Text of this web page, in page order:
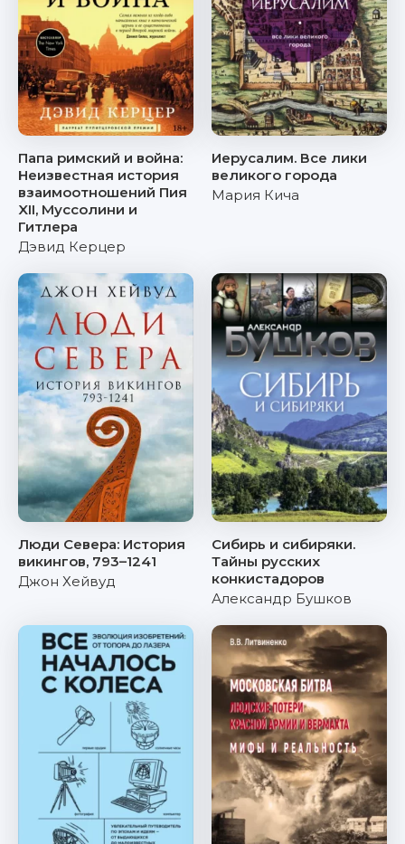
Папа римский и война:
Неизвестная история
взаимоотношений Пия
XII, Муссолини и
Гитлера
Дэвид Керцер
Иерусалим. Все лики
великого города
Мария Кича
Люди Севера: История
викингов, 793–1241
Джон Хейвуд
Сибирь и сибиряки.
Тайны русских
конкистадоров
Александр Бушков